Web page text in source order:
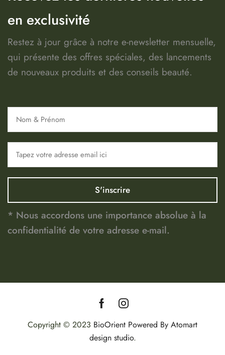
en exclusivité
Restez à jour grâce à notre e-newsletter mensuelle,
qui présente des offres spéciales, des lancements
de nouveaux produits et des conseils beauté.
* Nous accordons une importance absolue à la
confidentialité de votre adresse e-mail.
Copyright © 2023 BioOrient Powered By Atomart
design studio.